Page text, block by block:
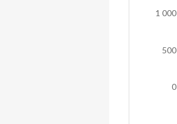
0
500
1 000